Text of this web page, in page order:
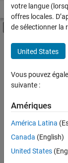
Accueil Explorer
Activer/
Contenu
FILTRER PAR
Ingénierie
Rédaction
aucune
offre
d'emploi
votre langue
offres locales.
de sélectionner la
United States
Vous pouvez
suivante :
Amériques
América Latina
Canada (English)
United States